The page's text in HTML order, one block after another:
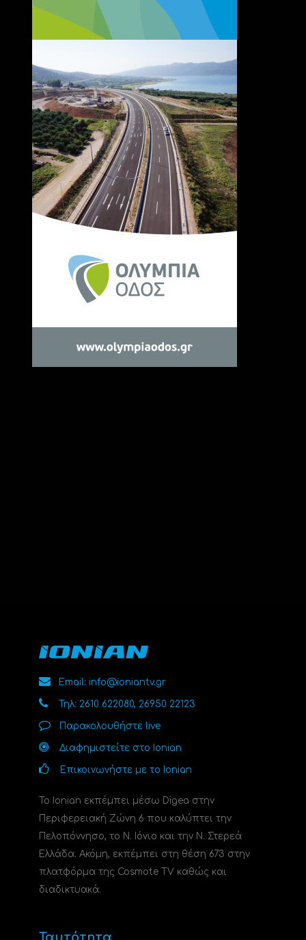
Email: info@ioniantv.gr
Τηλ: 2610 622080, 26950 22123
Παρακολουθήστε live
Διαφημιστείτε στο Ionian
Επικοινωνήστε με το Ionian
Το Ionian εκπέμπει μέσω Digea στην
Περιφερειακή Ζώνη 6 που καλύπτει την
Πελοπόννησο, το N. Ιόνιο και την Ν. Στερεά
Ελλάδα. Ακόμη, εκπέμπει στη θέση 673 στην
πλατφόρμα της Cosmote TV καθώς και
διαδικτυακά.
Ταυτότητα